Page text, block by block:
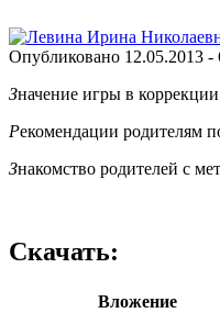
Опубликовано 12.05.2013 -
Значение игры в
Рекомендации родителям
Знакомство родителей с
Скачать:
Вложение